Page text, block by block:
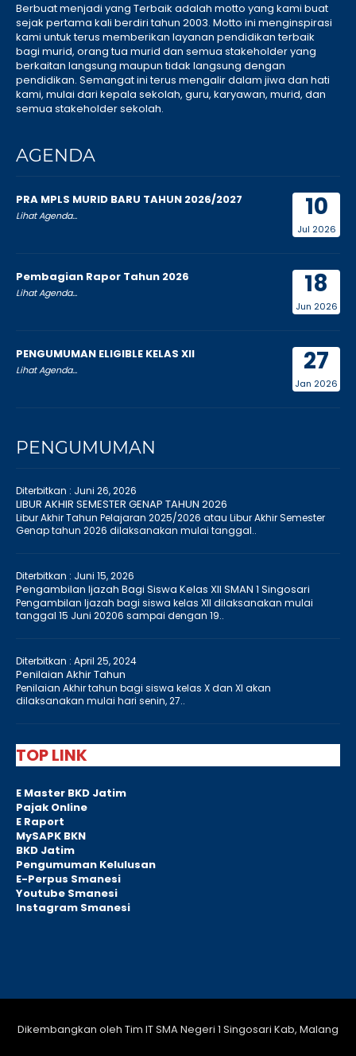
Berbuat menjadi yang Terbaik adalah motto yang kami buat
sejak pertama kali berdiri tahun 2003. Motto ini menginspirasi
kami untuk terus memberikan layanan pendidikan terbaik
bagi murid, orang tua murid dan semua stakeholder yang
berkaitan langsung maupun tidak langsung dengan
pendidikan. Semangat ini terus mengalir dalam jiwa dan hati
kami, mulai dari kepala sekolah, guru, karyawan, murid, dan
semua stakeholder sekolah.
AGENDA
10
Jul 2026
PRA MPLS MURID BARU TAHUN 2026/2027
Lihat Agenda...
18
Jun 2026
Pembagian Rapor Tahun 2026
Lihat Agenda...
27
Jan 2026
PENGUMUMAN ELIGIBLE KELAS XII
Lihat Agenda...
PENGUMUMAN
Diterbitkan : Juni 26, 2026
LIBUR AKHIR SEMESTER GENAP TAHUN 2026
Libur Akhir Tahun Pelajaran 2025/2026 atau Libur Akhir Semester
Genap tahun 2026 dilaksanakan mulai tanggal..
Diterbitkan : Juni 15, 2026
Pengambilan Ijazah Bagi Siswa Kelas XII SMAN 1 Singosari
Pengambilan Ijazah bagi siswa kelas XII dilaksanakan mulai
tanggal 15 Juni 20206 sampai dengan 19..
Diterbitkan : April 25, 2024
Penilaian Akhir Tahun
Penilaian Akhir tahun bagi siswa kelas X dan XI akan
dilaksanakan mulai hari senin, 27..
TOP LINK
E Master BKD Jatim
Pajak Online
E Raport
MySAPK BKN
BKD Jatim
Pengumuman Kelulusan
E-Perpus Smanesi
Youtube Smanesi
Instagram Smanesi
Dikembangkan oleh Tim IT SMA Negeri 1 Singosari Kab, Malang